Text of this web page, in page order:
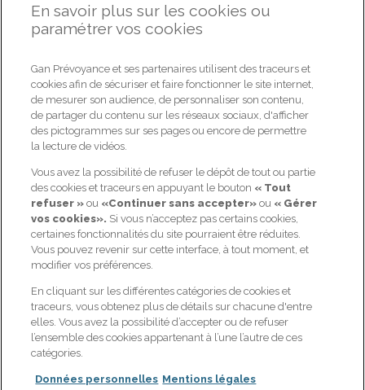
R
é
p
o
n
s
e
s
o
u
s
4
8
h
o
u
v
r
é
e
s
ÊTES-VOUS DÉJÀ CLIENT ?
Oui Non
NOS OFFRES
ma famille et moi
Retraite : bien préparer ma
retraite
Santé : optimiser mes
remboursements santé
Épargne : sécuriser et
dynamiser mon épargne
GAN PRÉVOYANCE
Qui sommes-nous ?
Nos actualités
Contactez-nous
Notre page Linkedin
Joindre le service client de Gan
En savoir plus sur les cookies ou
paramétrer vos cookies
Gan Prévoyance et ses partenaires utilisent des traceurs et
cookies afin de sécuriser et faire fonctionner le site internet,
de mesurer son audience, de personnaliser son contenu,
de partager du contenu sur les réseaux sociaux, d'afficher
des pictogrammes sur ses pages ou encore de permettre
la lecture de vidéos.
Vous avez la possibilité de refuser le dépôt de tout ou partie
des cookies et traceurs en appuyant le bouton « Tout
refuser »ou «Continuer sans accepter»ou « Gérer
vos cookies». Si vous n’acceptez pas certains cookies,
certaines fonctionnalités du site pourraient être réduites.
Vous pouvez revenir sur cette interface, à tout moment, et
modifier vos préférences.
En cliquant sur les différentes catégories de cookies et
traceurs, vous obtenez plus de détails sur chacune d'entre
elles. Vous avez la possibilité d’accepter ou de refuser
l’ensemble des cookies appartenant à l’une l’autre de ces
catégories.
Données personnelles Mentions légales